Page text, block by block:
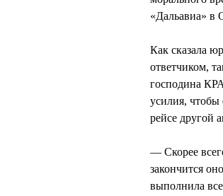
«Дальавиа» в
Как сказала
ответчиком,
господина
усилия, чтобы
рейсе другой
— Скорее
закончится
выполнила